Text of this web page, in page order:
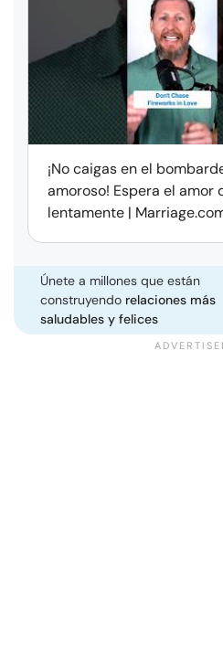
¡No caigas en el
amoroso! Espera el amor
lentamente |
Únete a millones que están
construyendo relaciones más
saludables y felices